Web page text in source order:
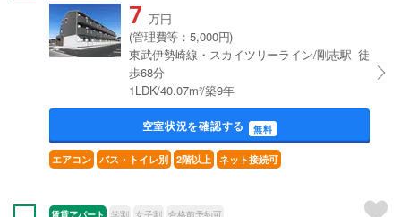
7 万円
(管理費等：5,000円)
東武伊勢崎線・スカイツリーライン/剛志駅 徒
歩68分
1LDK/40.07m²/築9年
空室状況を確認する 無料
エアコン バス・トイレ別 2階以上 ネット接続可
賃貸アパート 学割 女子割 合格前予約可